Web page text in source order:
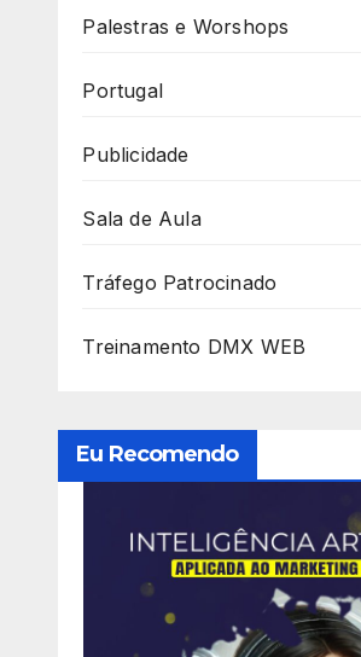
Palestras e Worshops
Portugal
Publicidade
Sala de Aula
Tráfego Patrocinado
Treinamento DMX WEB
Eu Recomendo